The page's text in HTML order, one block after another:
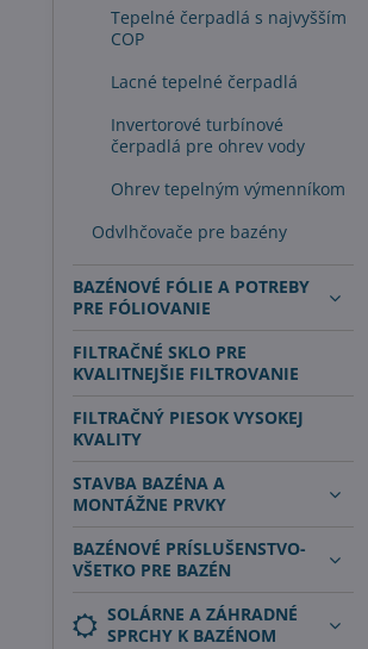
Tepelné čerpadlá s najvyšším
COP
Lacné tepelné čerpadlá
Invertorové turbínové
čerpadlá pre ohrev vody
Ohrev tepelným výmenníkom
Odvlhčovače pre bazény
BAZÉNOVÉ FÓLIE A POTREBY
PRE FÓLIOVANIE
FILTRAČNÉ SKLO PRE
KVALITNEJŠIE FILTROVANIE
FILTRAČNÝ PIESOK VYSOKEJ
KVALITY
STAVBA BAZÉNA A
MONTÁŽNE PRVKY
BAZÉNOVÉ PRÍSLUŠENSTVO-
VŠETKO PRE BAZÉN
SOLÁRNE A ZÁHRADNÉ
SPRCHY K BAZÉNOM